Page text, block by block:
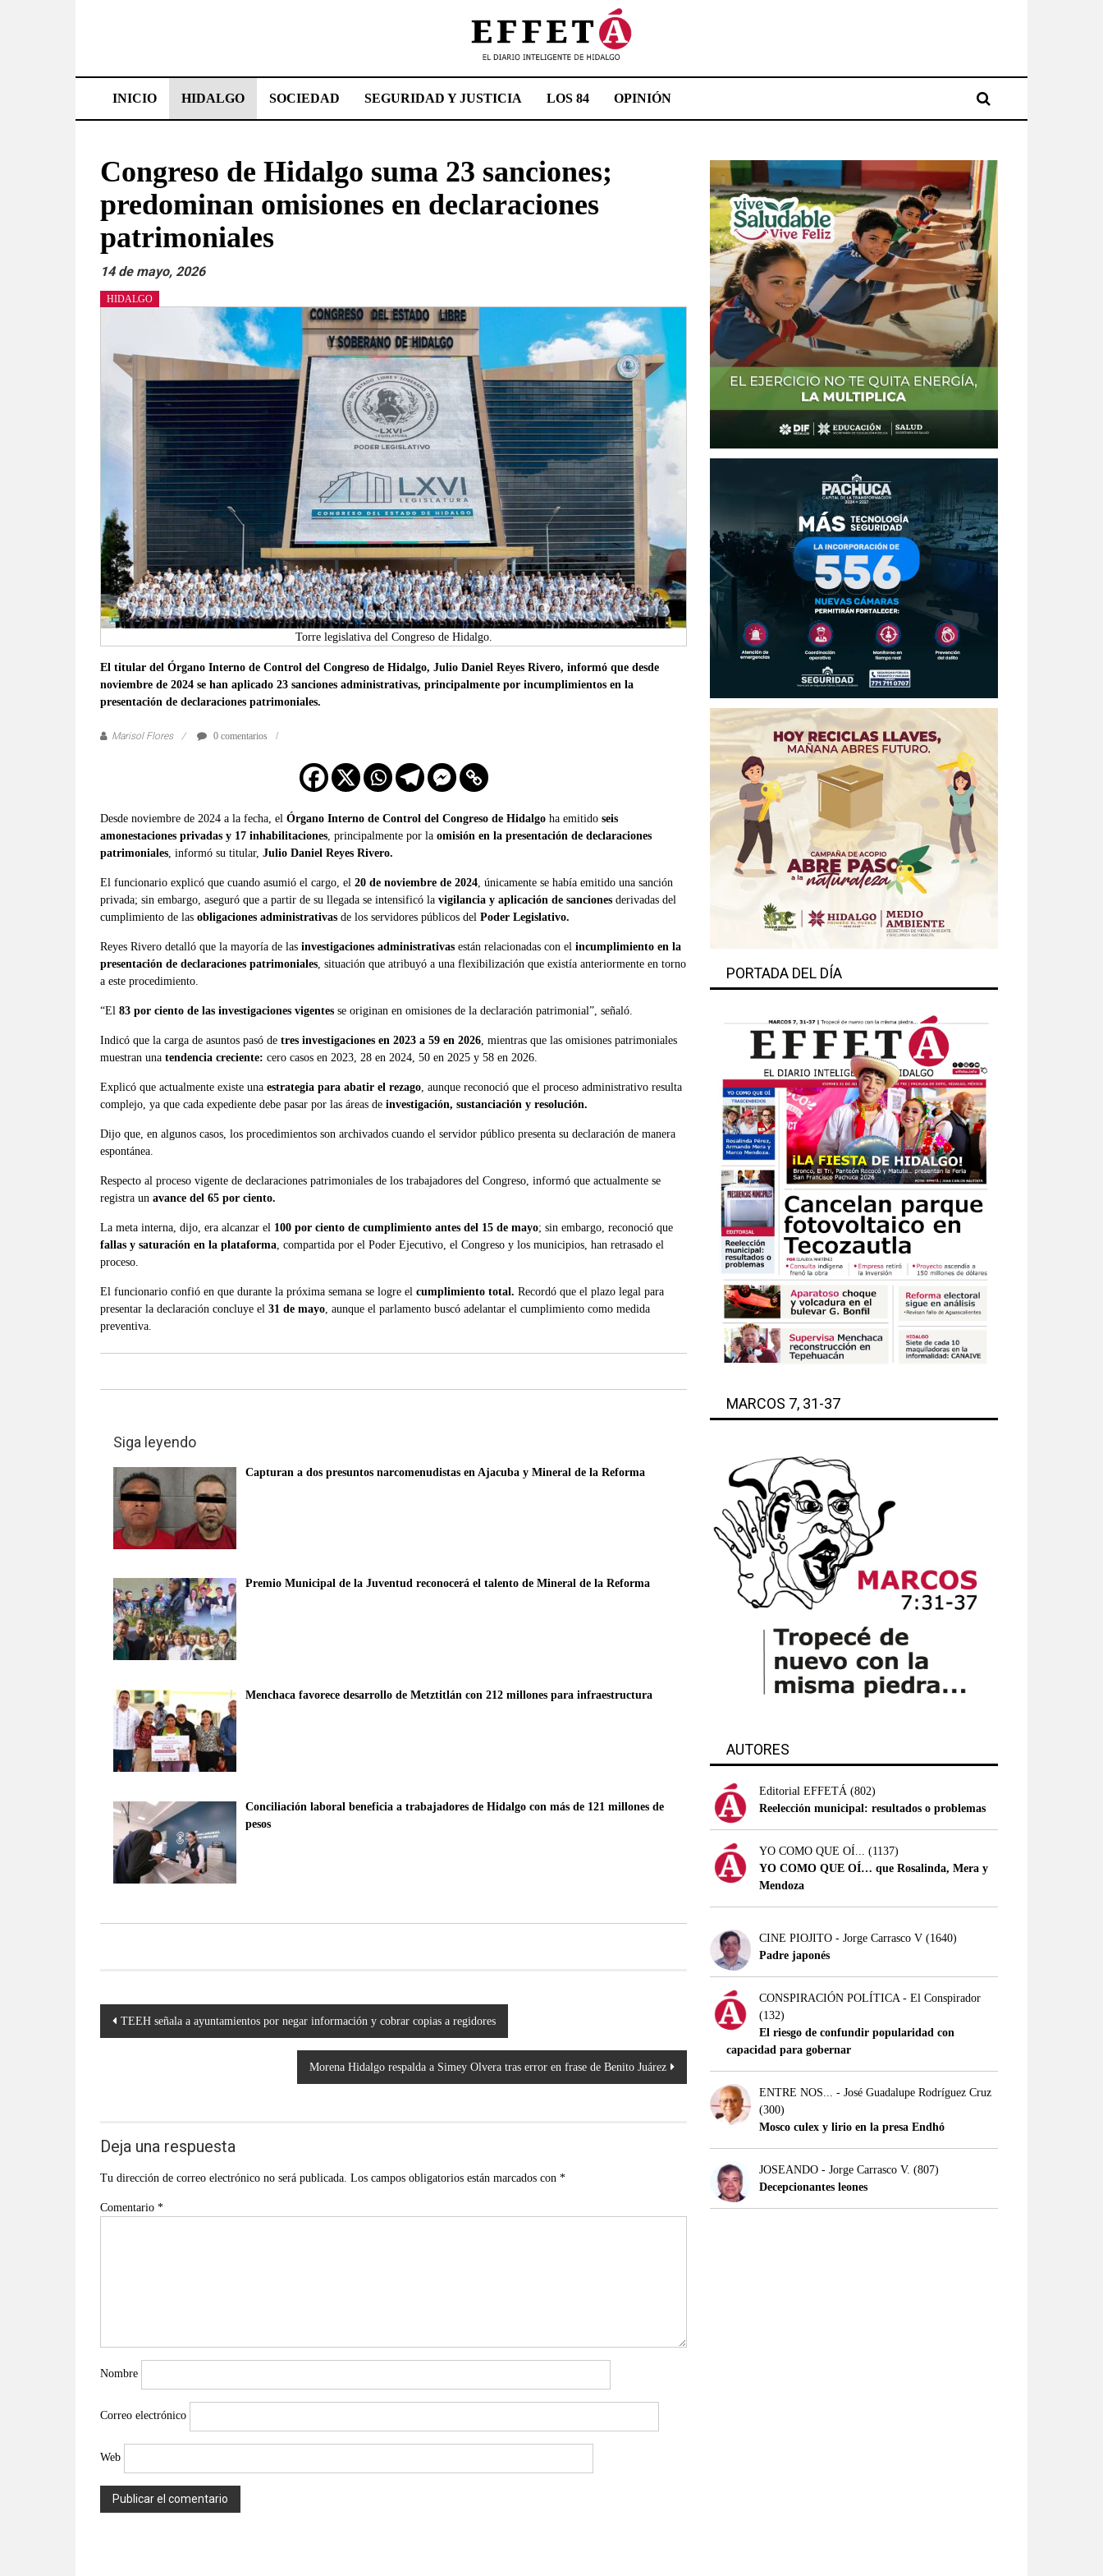
El
periódico
de
Hidalgo
Las
noticias
más
estado,
verificadas
instante,
análisis
serio
y
responsable
de
las
mismas.
INICIO HIDALGO SOCIEDAD SEGURIDAD Y JUSTICIA LOS 84 OPINIÓN
Congreso de Hidalgo suma 23 sanciones;
predominan omisiones en declaraciones
patrimoniales
14 de mayo, 2026
Torre legislativa del Congreso de Hidalgo.
HIDALGO
El titular del Órgano Interno de Control del Congreso de Hidalgo, Julio Daniel Reyes Rivero, informó que desde
noviembre de 2024 se han aplicado 23 sanciones administrativas, principalmente por incumplimientos en la
presentación de declaraciones patrimoniales.
Marisol Flores 0 comentarios
Desde noviembre de 2024 a la fecha, el Órgano Interno de Control del Congreso de Hidalgo ha emitido seis
amonestaciones privadas y 17 inhabilitaciones , principalmente por la omisión en la presentación de declaraciones
patrimoniales , informó su titular, Julio Daniel Reyes Rivero.
El funcionario explicó que cuando asumió el cargo, el 20 de noviembre de 2024 , únicamente se había emitido una sanción
privada; sin embargo, aseguró que a partir de su llegada se intensificó la vigilancia y aplicación de sanciones derivadas del
cumplimiento de las obligaciones administrativas de los servidores públicos del Poder Legislativo.
Reyes Rivero detalló que la mayoría de las investigaciones administrativas están relacionadas con el incumplimiento en la
presentación de declaraciones patrimoniales , situación que atribuyó a una flexibilización que existía anteriormente en torno
a este procedimiento.
“El 83 por ciento de las investigaciones vigentes se originan en omisiones de la declaración patrimonial”, señaló.
Indicó que la carga de asuntos pasó de tres investigaciones en 2023 a 59 en 2026 , mientras que las omisiones patrimoniales
muestran una tendencia creciente: cero casos en 2023, 28 en 2024, 50 en 2025 y 58 en 2026.
Explicó que actualmente existe una estrategia para abatir el rezago , aunque reconoció que el proceso administrativo resulta
complejo, ya que cada expediente debe pasar por las áreas de investigación, sustanciación y resolución.
Dijo que, en algunos casos, los procedimientos son archivados cuando el servidor público presenta su declaración de manera
espontánea.
Respecto al proceso vigente de declaraciones patrimoniales de los trabajadores del Congreso, informó que actualmente se
registra un avance del 65 por ciento.
La meta interna, dijo, era alcanzar el 100 por ciento de cumplimiento antes del 15 de mayo; sin embargo, reconoció que
fallas y saturación en la plataforma , compartida por el Poder Ejecutivo, el Congreso y los municipios, han retrasado el
proceso.
El funcionario confió en que durante la próxima semana se logre el cumplimiento total. Recordó que el plazo legal para
presentar la declaración concluye el 31 de mayo , aunque el parlamento buscó adelantar el cumplimiento como medida
preventiva.
Siga leyendo
Capturan a dos presuntos narcomenudistas en Ajacuba y Mineral de la Reforma
Premio Municipal de la Juventud reconocerá el talento de Mineral de la Reforma
Menchaca favorece desarrollo de Metztitlán con 212 millones para infraestructura
Conciliación laboral beneficia a trabajadores de Hidalgo con más de 121 millones de
pesos
Navegación
de
TEEH señala a ayuntamientos por negar información y cobrar copias a regidores
Morena Hidalgo respalda a Simey Olvera tras error en frase de Benito Juárez
Deja una respuesta
Tu dirección de correo electrónico no será publicada. Los campos obligatorios están marcados con *
Comentario *
Nombre
Correo electrónico
Web
PORTADA DEL DÍA
MARCOS 7, 31-37
AUTORES
Editorial EFFETÁ (802)
Reelección municipal: resultados o problemas
YO COMO QUE OÍ... (1137)
YO COMO QUE OÍ… que Rosalinda, Mera y
Mendoza
CINE PIOJITO - Jorge Carrasco V (1640)
Padre japonés
CONSPIRACIÓN POLÍTICA - El Conspirador
(132)
El riesgo de confundir popularidad con
capacidad para gobernar
ENTRE NOS... - José Guadalupe Rodríguez Cruz
(300)
Mosco culex y lirio en la presa Endhó
JOSEANDO - Jorge Carrasco V. (807)
Decepcionantes leones